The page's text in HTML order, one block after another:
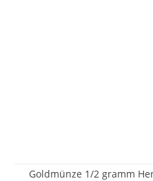
Goldmünze 1/2 gramm